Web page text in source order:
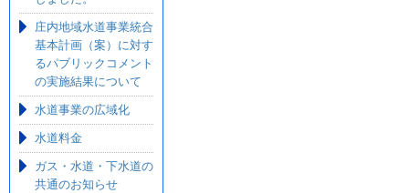
庄内地域水道事業統合
基本計画（案）に対す
るパブリックコメント
の実施結果について
水道事業の広域化
水道料金
ガス・水道・下水道の
共通のお知らせ